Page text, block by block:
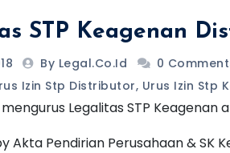
STP Keagenan
By Legal.Co.id 0
Izin Stp Distributor, Urus Izin Stp
Legalitas STP Keagenan
Akta Pendirian Perusahaan & SK